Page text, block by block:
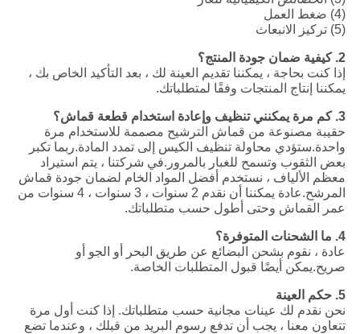
(4) ضغط العمل
(5) تركيز الانبعاث
2. كيفية ضمان جودة المنتج؟
إذا كنت بحاجة ، يمكننا تقديم العينة لك ، بعد التأكيد الخاص بك ،
يمكننا إنتاج المنتجات وفقًا لمتطلباتك.
3. كم مرة يمكنني تنظيف وإعادة استخدام قطعة قماش؟
حقيبة مصنوعة من قماش الترشيح مصممة للاستخدام مرة
واحدة.ستؤدي محاولة تنظيف الكيس إلى تمدد المادة.ربما تكبر
بعض الثقوب وتسمح للغبار بالمرور.في شركتنا ، يتم استيراد
معظم الألياف ، نستخدم أفضل المواد الخام لضمان جودة قماش
المرشح.عادة يمكننا أن نقدم 2 سنوات ، 3 سنوات ، 4 سنوات من
عمر القماش وحتى أطول حسب متطلباتك.
4. ما الشحنات المتوفرة؟
عادة ، نقوم بشحن البضائع عن طريق البحر أو الجو أو
صريح.يمكن أيضًا قبول المتطلبات الخاصة.
5. حكم العينة
نحن نقدم لك عينات مجانية حسب متطلباتك. إذا كنت أول مرة
تتعاون معنا ، يجب أن تدفع رسوم البريد من قبلك ، وعندما تضع